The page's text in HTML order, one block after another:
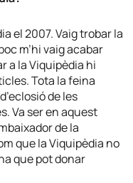
el 2007. Vaig trobar la
m’hi vaig acabar
a la Viquipèdia hi
Tota la feina
de les
Va ser en aquest
de la
que la Viquipèdia no
que pot donar